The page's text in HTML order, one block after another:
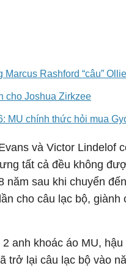
Rashford “câu”
cho Joshua Zirkzee
MU chính thức hỏi mua
và Victor Lindelof
tất cả đều không
năm sau khi chuyển
cho câu lạc bộ, giành
anh khoác áo MU,
trở lại câu lạc bộ vào